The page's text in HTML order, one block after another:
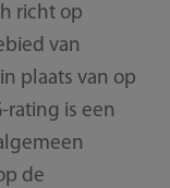
richt op
van
plaats van op
rating is een
de